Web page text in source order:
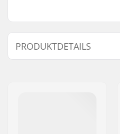
PRODUKTDETAILS